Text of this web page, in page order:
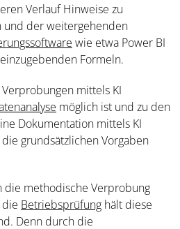
Verlauf Hinweise zu
und der weitergehenden
wie etwa Power BI
Formeln.
mittels KI
möglich ist und zu den
Dokumentation mittels KI
grundsätzlichen Vorgaben
methodische Verprobung
Betriebsprüfung hält diese
Denn durch die